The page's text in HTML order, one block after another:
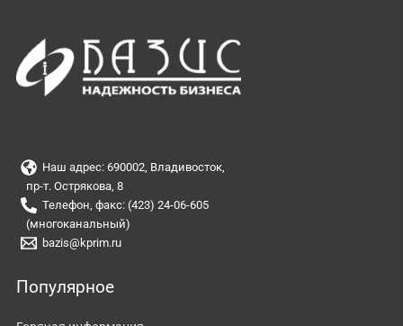
Наш адрес: 690002, Владивосток,
пр-т. Острякова, 8
Телефон, факс: (423) 24-06-605
(многоканальный)
bazis@kprim.ru
Популярное